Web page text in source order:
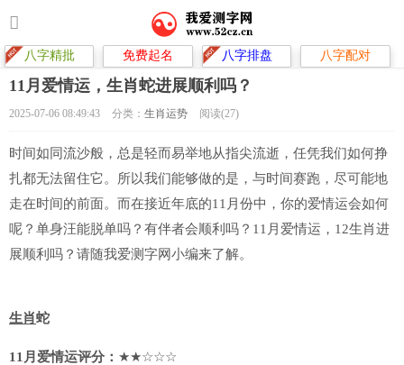
八字精批 免费起名 八字排盘 八字配对
11月爱情运，生肖蛇进展顺利吗？
2025-07-06 08:49:43 分类： 生肖运势 阅读(27)
时间如同流沙般，总是轻而易举地从指尖流逝，任凭我们如何挣
扎都无法留住它。所以我们能够做的是，与时间赛跑，尽可能地
走在时间的前面。而在接近年底的11月份中，你的爱情运会如何
呢？单身汪能脱单吗？有伴者会顺利吗？11月爱情运，12生肖进
展顺利吗？请随我爱测字网小编来了解。
生肖蛇
11月爱情运评分： ★★☆☆☆